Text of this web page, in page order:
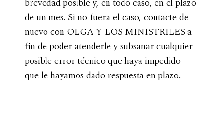
brevedad posible y, en todo caso, en el plazo
de un mes. Si no fuera el caso, contacte de
nuevo con OLGA Y LOS MINISTRILES a
fin de poder atenderle y subsanar cualquier
posible error técnico que haya impedido
que le hayamos dado respuesta en plazo.